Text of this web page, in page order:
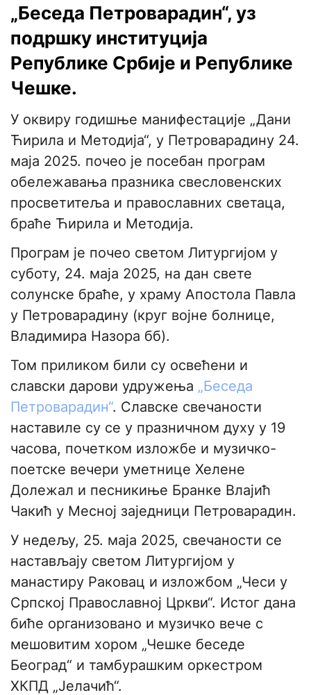
„Беседа Петроварадин“, уз
подршку институција
Републике Србије и Републике
Чешке.
У оквиру годишње манифестације „Дани
Ћирила и Методија“, у Петроварадину 24.
маја 2025. почео је посебан програм
обележавања празника свесловенских
просветитеља и православних светаца,
браће Ћирила и Методија.
Програм је почео светом Литургијом у
суботу, 24. маја 2025, на дан свете
солунске браће, у храму Апостола Павла
у Петроварадину (круг војне болнице,
Владимира Назора бб).
Том приликом били су освећени и
славски дарови удружења „Беседа
Петроварадин“. Славске свечаности
наставиле су се у празничном духу у 19
часова, почетком изложбе и музичко-
поетске вечери уметнице Хелене
Долежал и песникиње Бранке Влајић
Чакић у Месној заједници Петроварадин.
У недељу, 25. маја 2025, свечаности се
настављају светом Литургијом у
манастиру Раковац и изложбом „Чеси у
Српској Православној Цркви“. Истог дана
биће организовано и музичко вече с
мешовитим хором „Чешке беседе
Београд“ и тамбурашким оркестром
ХКПД „Јелачић“.